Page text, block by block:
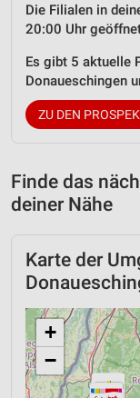
Die Filialen in
20:00 Uhr
Es gibt 5 aktuelle
Donaueschingen
ZU DEN
Finde das
deiner Nähe
Karte der
+
−